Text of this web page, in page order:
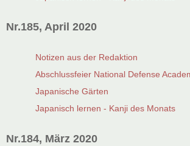
Nr.185, April 2020
Notizen aus der Redaktion
Abschlussfeier National Defense
Japanische Gärten
Japanisch lernen - Kanji des Monats
Nr.184, März 2020